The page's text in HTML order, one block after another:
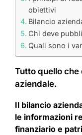
obiettivi
Bilancio
Chi deve
Quali sono i
Tutto quello
aziendale.
Il bilancio
le informazioni
finanziario e